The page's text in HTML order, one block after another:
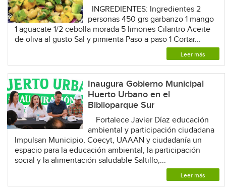
INGREDIENTES: Ingredientes 2
personas 450 grs garbanzo 1 mango
1 aguacate 1/2 cebolla morada 5 limones Cilantro Aceite
de oliva al gusto Sal y pimienta Paso a paso 1 Cortar...
Leer más
Inaugura Gobierno Municipal
Huerto Urbano en el
Biblioparque Sur
Fortalece Javier Díaz educación
ambiental y participación ciudadana
Impulsan Municipio, Coecyt, UAAAN y ciudadanía un
espacio para la educación ambiental, la participación
social y la alimentación saludable Saltillo,...
Leer más